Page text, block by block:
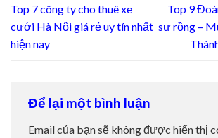
Top 7 công ty cho thuê xe
cưới Hà Nội giá rẻ uy tín nhất
hiện nay
Top 9
sư rồng –
Để lại một bình luận
Email của bạn sẽ không được hiển thị